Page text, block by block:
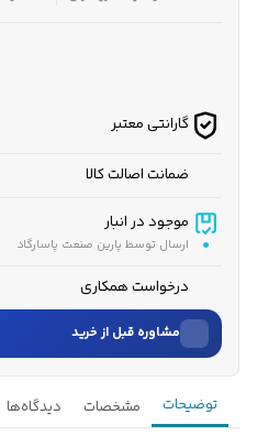
گارانتی معتبر
ضمانت اصالت کالا
موجود در انبار
ارسال توسط پارین صنعت پاسارگاد
درخواست همکاری
مشاوره قبل از خرید
نام
توضیحات مشخصات دیدگاه‌ها